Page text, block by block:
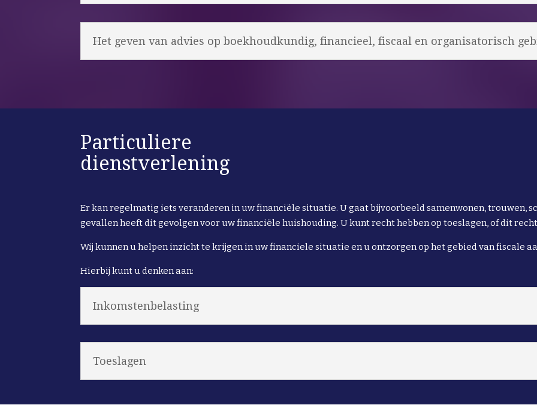
Het geven van advies op boekhoudkundig, financieel, fiscaal en organisatorisch
Particuliere
dienstverlening
Er kan regelmatig iets veranderen in uw financiële situatie. U gaat bijvoorbeeld samenwonen, trouwen,
gevallen heeft dit gevolgen voor uw financiële huishouding. U kunt recht hebben op toeslagen, of dit
Wij kunnen u helpen inzicht te krijgen in uw financiele situatie en u ontzorgen op het gebied van fiscale
Hierbij kunt u denken aan:
Inkomstenbelasting
Toeslagen